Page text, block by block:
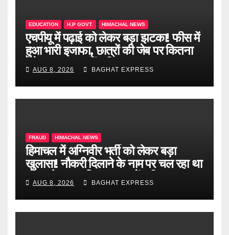
EDUCATION H.P GOVT. HIMACHAL NEWS
एचपीयू में पढ़ाई को लेकर बड़ा झटका! फीस में
हुआ भारी इजाफा, छात्रों की जेब पर कितना
पड़ेगा असर? जानें पूरी खबर
AUG 8, 2026 BAGHAT EXPRESS
FRAUD HIMACHAL NEWS
हिमाचल में अग्निवीर भर्ती को लेकर बड़ा
खुलासा! नौकरी दिलाने के नाम पर चल रहा था
खेल, दो दलाल गिरफ्तार, जानें पूरी खबर
AUG 8, 2026 BAGHAT EXPRESS